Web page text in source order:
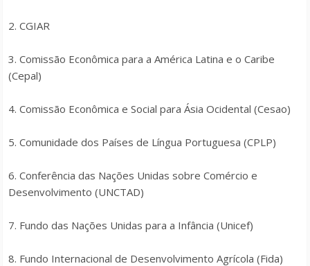
2. CGIAR
3. Comissão Econômica para a América Latina e o Caribe
(Cepal)
4. Comissão Econômica e Social para Ásia Ocidental (Cesao)
5. Comunidade dos Países de Língua Portuguesa (CPLP)
6. Conferência das Nações Unidas sobre Comércio e
Desenvolvimento (UNCTAD)
7. Fundo das Nações Unidas para a Infância (Unicef)
8. Fundo Internacional de Desenvolvimento Agrícola (Fida)